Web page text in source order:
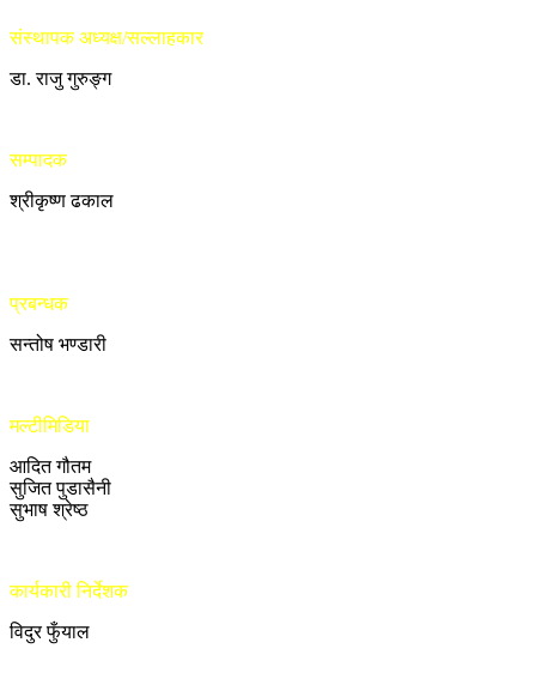
संस्थापक अध्यक्ष/सल्लाहकार
डा. राजु गुरुङ्ग
सम्पादक
श्रीकृष्ण ढकाल
प्रबन्धक
सन्तोष भण्डारी
मल्टीमिडिया
आदित गौतम
सुजित पुडासैनी
सुभाष श्रेष्ठ
कार्यकारी निर्देशक
विदुर फुँयाल